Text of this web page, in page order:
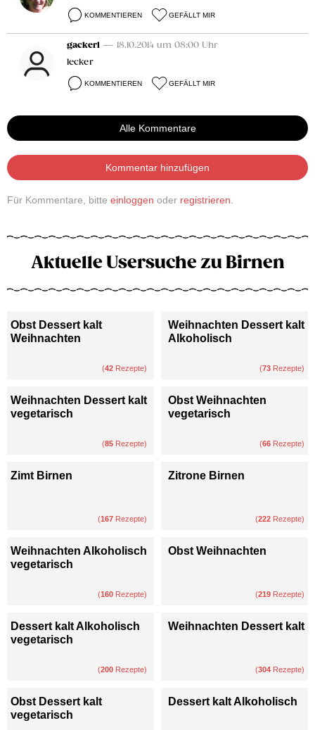
KOMMENTIEREN GEFÄLLT MIR
gackerl — 18.10.2014 um 08:00 Uhr
lecker
KOMMENTIEREN GEFÄLLT MIR
Alle Kommentare
Kommentar hinzufügen
Für Kommentare, bitte einloggen oder registrieren
Aktuelle Usersuche zu Birnen
Obst Dessert kalt
Weihnachten
(42 Rezepte)
Weihnachten Dessert kalt
Alkoholisch
(73 Rezepte)
Weihnachten Dessert kalt
vegetarisch
(85 Rezepte)
Obst Weihnachten
vegetarisch
(66 Rezepte)
Zimt Birnen
(167 Rezepte)
Zitrone Birnen
(222 Rezepte)
Weihnachten Alkoholisch
vegetarisch
(160 Rezepte)
Obst Weihnachten
(219 Rezepte)
Dessert kalt Alkoholisch
vegetarisch
(200 Rezepte)
Weihnachten Dessert kalt
(304 Rezepte)
Obst Dessert kalt
vegetarisch
Dessert kalt Alkoholisch